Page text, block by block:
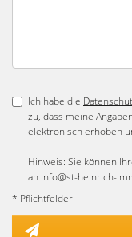
Ich habe die
zu, dass meine
elektronisch erhoben
Hinweis: Sie können
an info@st-heinrich-
* Pflichtfelder